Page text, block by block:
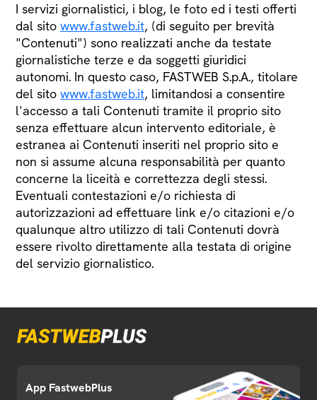
I servizi giornalistici, i blog, le foto ed i testi offerti
dal sito www.fastweb.it, (di seguito per brevità
"Contenuti") sono realizzati anche da testate
giornalistiche terze e da soggetti giuridici
autonomi. In questo caso, FASTWEB S.p.A., titolare
del sito www.fastweb.it, limitandosi a consentire
l'accesso a tali Contenuti tramite il proprio sito
senza effettuare alcun intervento editoriale, è
estranea ai Contenuti inseriti nel proprio sito e
non si assume alcuna responsabilità per quanto
concerne la liceità e correttezza degli stessi.
Eventuali contestazioni e/o richiesta di
autorizzazioni ad effettuare link e/o citazioni e/o
qualunque altro utilizzo di tali Contenuti dovrà
essere rivolto direttamente alla testata di origine
del servizio giornalistico.
App FastwebPlus